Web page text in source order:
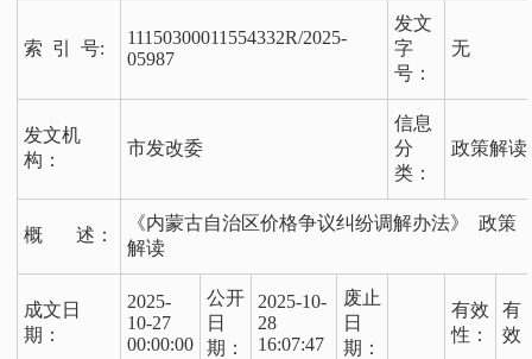
索 引 号:
11150300011554332R/2025-
05987
发文
字
号：
无
发文机
构：
市发改委
信息
分
类：
政策解读
概 述：
《内蒙古自治区价格争议纠纷调解办法》 政策
解读
成文日
期：
2025-
10-27
00:00:00
公开
日
期：
2025-10-
28
16:07:47
废止
日
期：
有效
性：
有
效